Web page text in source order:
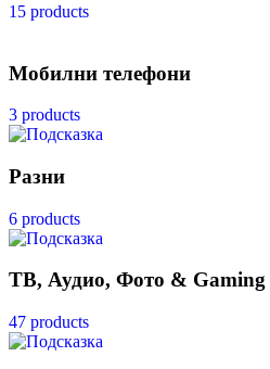
15 products
Мобилни телефони
3 products
Разни
6 products
ТВ, Аудио, Фото & Gaming
47 products